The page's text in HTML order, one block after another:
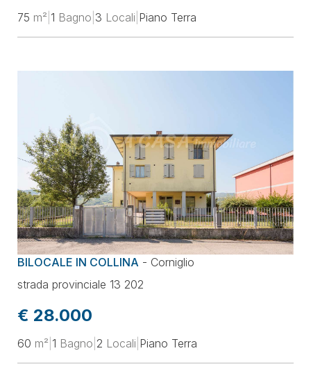
75 m² 1 Bagno 3 Locali Piano Terra
BILOCALE IN COLLINA - Corniglio
strada provinciale 13 202
€ 28.000
60 m² 1 Bagno 2 Locali Piano Terra